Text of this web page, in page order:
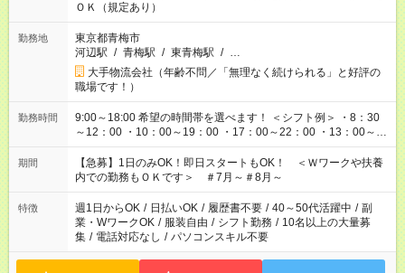
ＯＫ（規定あり）
勤務地
東京都青梅市
河辺駅 / 青梅駅 / 東青梅駅 / …
大手物流会社（年齢不問／「無理なく続けられる」と好評の
職場です！）
勤務時間
9:00～18:00 希望の時間帯を選べます！ ＜シフト例＞ ・8：30
～12：00 ・10：00～19：00 ・17：00～22：00 ・13：00～
22：00 ・22：00～翌6：00 など
期間
【急募】1日のみOK！即日スタートもOK！ ＜Ｗワークや扶養
内での勤務もＯＫです＞ ＃7月～＃8月～
特徴 週1日からOK / 日払いOK / 履歴書不要 / 40～50代活躍中 / 副
業・WワークOK / 服装自由 / シフト勤務 / 10名以上の大量募
集 / 電話対応なし / パソコンスキル不要